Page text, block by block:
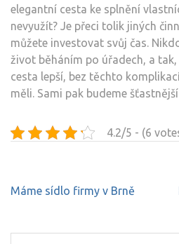
elegantní cesta ke splnění
nevyužít? Je přeci tolik jiných
můžete investovat svůj čas.
život běháním po úřadech, a
cesta lepší, bez těchto
měli. Sami pak budeme
4.2/5 - (6
Navigace
Máme sídlo firmy v Brně